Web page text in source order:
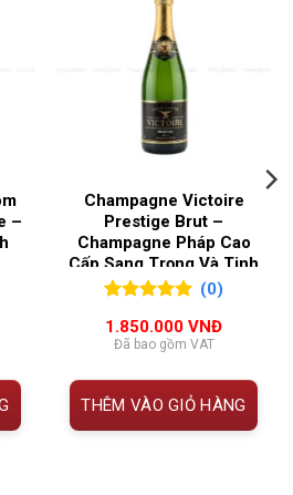
Montrachet Grand Cru 2018
Leflaive Montrachet Grand
Grand Cru, Côte de
Burgundy – Pháp
13,5%
Pháp
–
Champagne Victoire
Prestige Brut –
Champagne Pháp Cao
Cấp Sang Trọng Và Tinh
Tế
đánh giá
(0)
1.850.000 VNĐ
Đã bao gồm VAT
THÊM VÀO GIỎ HÀNG